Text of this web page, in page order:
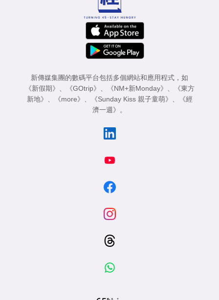
新傳媒集團的數碼平台包括多個網站和應用程式，如
《新假期》 、 《GOtrip》 、 《NM+新Monday》 、
《東方
新地》 、 《more》 、 《Sunday Kiss 親子童萌》 、
《經
濟一週》 。